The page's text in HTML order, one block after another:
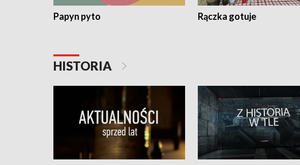
Papyn pyto Rączka gotuje
HISTORIA